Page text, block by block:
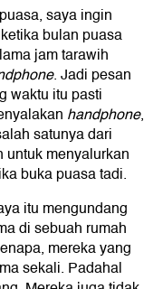
saya ingin
bulan puasa
jam tarawih
. Jadi pesan
waktu itu pasti
handphone,
satunya dari
untuk menyalurkan
buka puasa tadi.
itu mengundang
di sebuah rumah
mereka yang
sekali. Padahal